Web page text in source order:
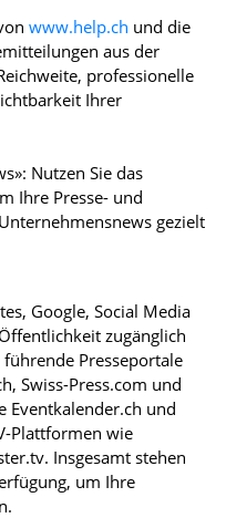
www.help.ch und die
aus der
professionelle
Ihrer
Nutzen Sie das
Ihre Presse- und
gezielt
Google, Social Media
zugänglich
Presseportale
Swiss-Press.com und
Eventkalender.ch und
Plattformen wie
Insgesamt stehen
um Ihre